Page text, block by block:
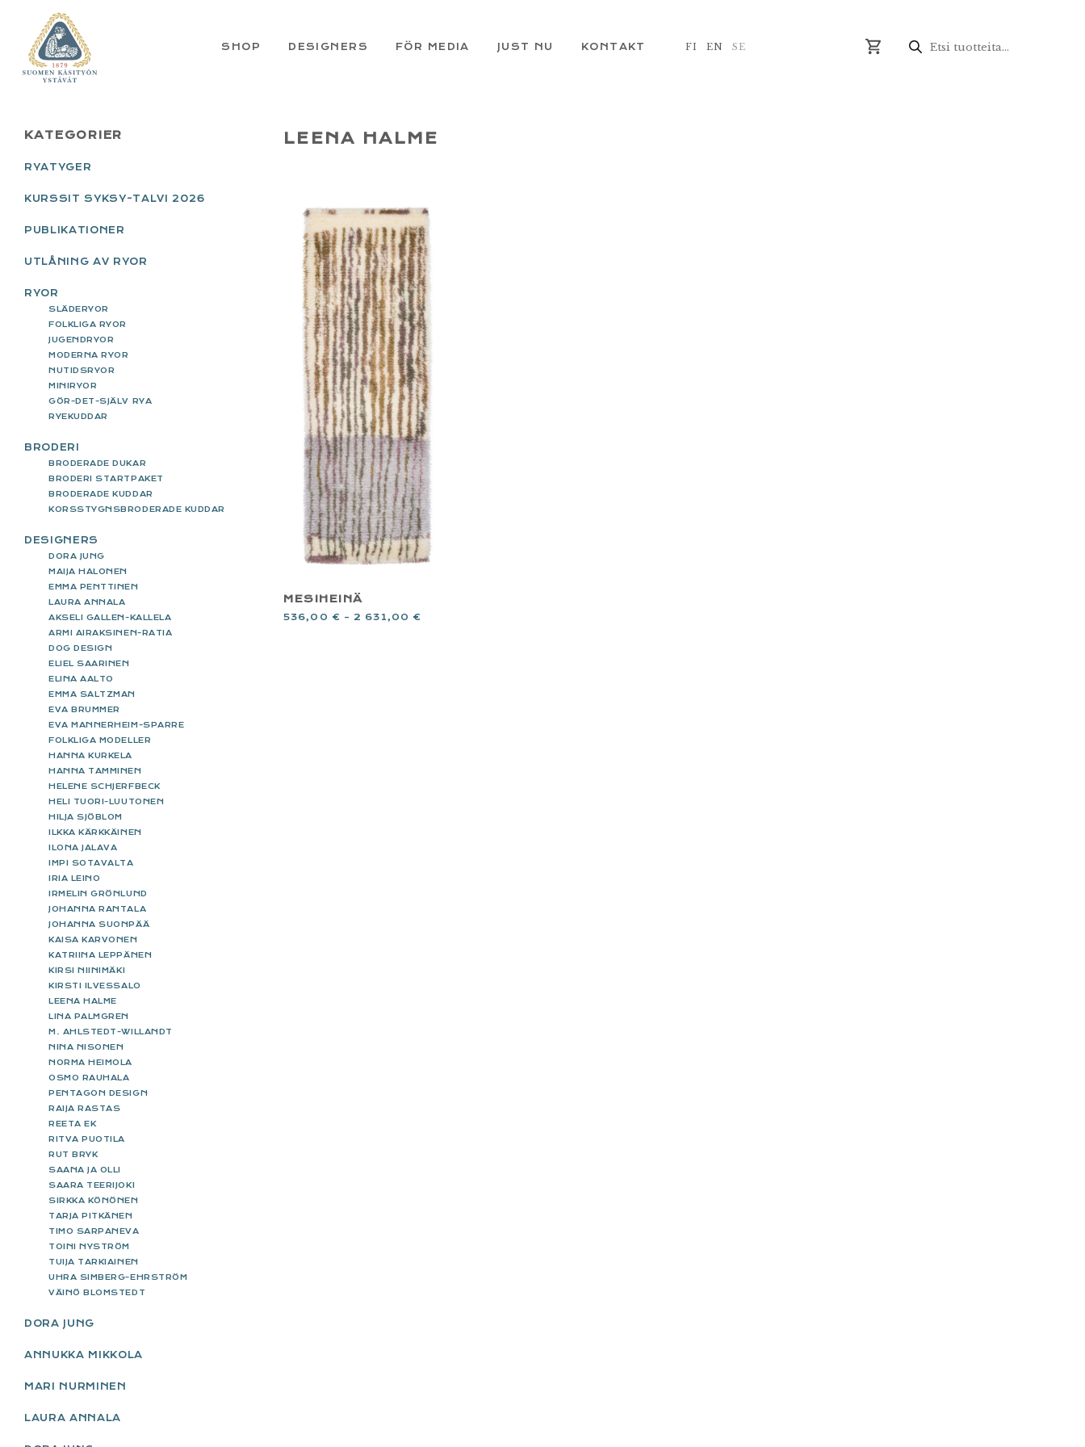
primary
navigation
content
primary
sidebar
footer
SHOP DESIGNERS FÖR MEDIA JUST NU KONTAKT FI EN SE
LEENA HALME
MESIHEINÄ
536,00 € – 2 631,00 €
PRIMARY
SIDEBAR
KATEGORIER
RYATYGER
KURSSIT SYKSY-TALVI 2026
PUBLIKATIONER
UTLÅNING AV RYOR
RYOR
SLÄDERYOR
FOLKLIGA RYOR
JUGENDRYOR
MODERNA RYOR
NUTIDSRYOR
MINIRYOR
GÖR-DET-SJÄLV RYA
RYEKUDDAR
BRODERI
BRODERADE DUKAR
BRODERI STARTPAKET
BRODERADE KUDDAR
KORSSTYGNSBRODERADE KUDDAR
DESIGNERS
DORA JUNG
MAIJA HALONEN
EMMA PENTTINEN
LAURA ANNALA
AKSELI GALLEN-KALLELA
ARMI AIRAKSINEN-RATIA
DOG DESIGN
ELIEL SAARINEN
ELINA AALTO
EMMA SALTZMAN
EVA BRUMMER
EVA MANNERHEIM-SPARRE
FOLKLIGA MODELLER
HANNA KURKELA
HANNA TAMMINEN
HELENE SCHJERFBECK
HELI TUORI-LUUTONEN
HILJA SJÖBLOM
ILKKA KÄRKKÄINEN
ILONA JALAVA
IMPI SOTAVALTA
IRIA LEINO
IRMELIN GRÖNLUND
JOHANNA RANTALA
JOHANNA SUONPÄÄ
KAISA KARVONEN
KATRIINA LEPPÄNEN
KIRSI NIINIMÄKI
KIRSTI ILVESSALO
LEENA HALME
LINA PALMGREN
M. AHLSTEDT-WILLANDT
NINA NISONEN
NORMA HEIMOLA
OSMO RAUHALA
PENTAGON DESIGN
RAIJA RASTAS
REETA EK
RITVA PUOTILA
RUT BRYK
SAANA JA OLLI
SAARA TEERIJOKI
SIRKKA KÖNÖNEN
TARJA PITKÄNEN
TIMO SARPANEVA
TOINI NYSTRÖM
TUIJA TARKIAINEN
UHRA SIMBERG-EHRSTRÖM
VÄINÖ BLOMSTEDT
DORA JUNG
ANNUKKA MIKKOLA
MARI NURMINEN
LAURA ANNALA